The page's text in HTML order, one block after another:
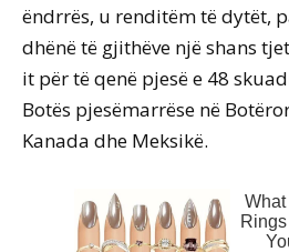
ëndrrës, u renditëm të dytët,
dhënë të gjithëve një shans
it për të qenë pjesë e 48
Botës pjesëmarrëse në
Kanada dhe Meksikë.